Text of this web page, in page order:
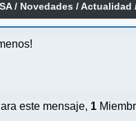
/ Novedades / Actualidad
este mensaje, 1